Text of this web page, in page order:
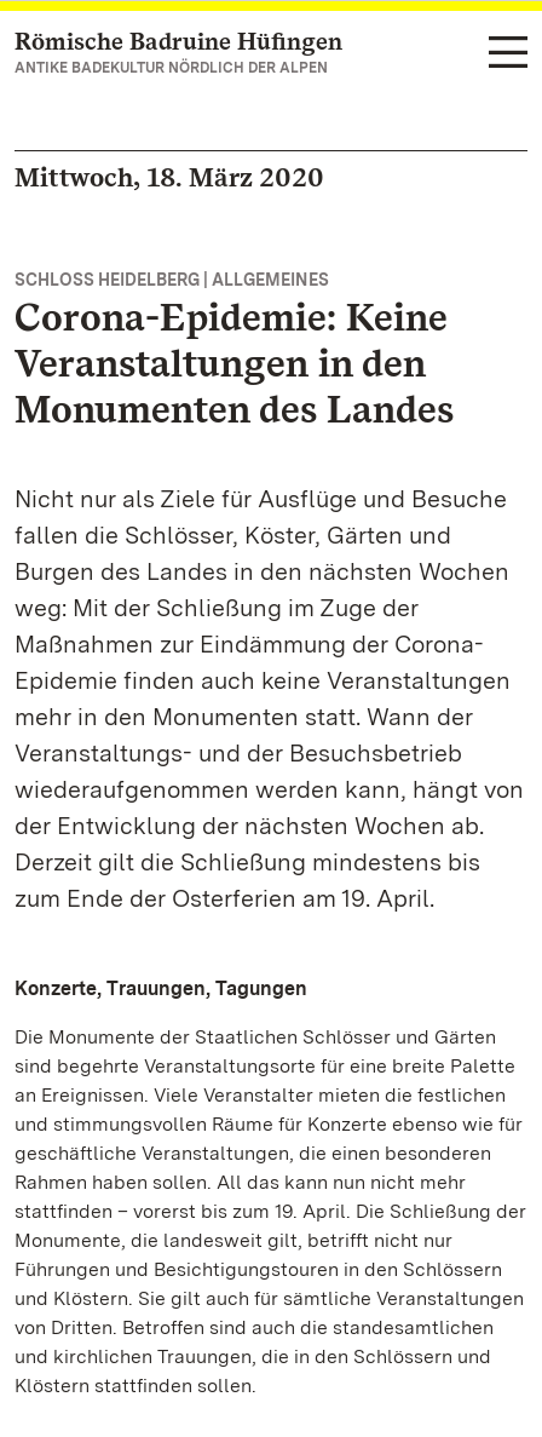
Zum Hauptinhalt springen
Römische Badruine Hüfingen
ANTIKE BADEKULTUR NÖRDLICH DER ALPEN
Mittwoch, 18. März 2020
SCHLOSS HEIDELBERG | ALLGEMEINES
Corona-Epidemie: Keine
Veranstaltungen in den
Monumenten des Landes
Nicht nur als Ziele für Ausflüge und Besuche
fallen die Schlösser, Köster, Gärten und
Burgen des Landes in den nächsten Wochen
weg: Mit der Schließung im Zuge der
Maßnahmen zur Eindämmung der Corona-
Epidemie finden auch keine Veranstaltungen
mehr in den Monumenten statt. Wann der
Veranstaltungs- und der Besuchsbetrieb
wiederaufgenommen werden kann, hängt von
der Entwicklung der nächsten Wochen ab.
Derzeit gilt die Schließung mindestens bis
zum Ende der Osterferien am 19. April.
Konzerte, Trauungen, Tagungen
Die Monumente der Staatlichen Schlösser und Gärten
sind begehrte Veranstaltungsorte für eine breite Palette
an Ereignissen. Viele Veranstalter mieten die festlichen
und stimmungsvollen Räume für Konzerte ebenso wie für
geschäftliche Veranstaltungen, die einen besonderen
Rahmen haben sollen. All das kann nun nicht mehr
stattfinden – vorerst bis zum 19. April. Die Schließung der
Monumente, die landesweit gilt, betrifft nicht nur
Führungen und Besichtigungstouren in den Schlössern
und Klöstern. Sie gilt auch für sämtliche Veranstaltungen
von Dritten. Betroffen sind auch die standesamtlichen
und kirchlichen Trauungen, die in den Schlössern und
Klöstern stattfinden sollen.